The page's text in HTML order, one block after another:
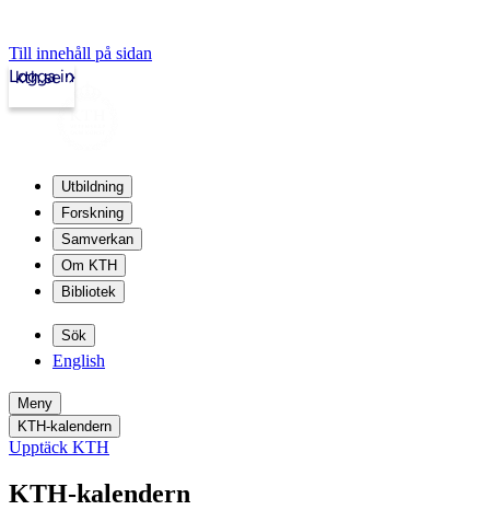
Till innehåll på sidan
kth.se
Logga in
Utbildning
Forskning
Samverkan
Om KTH
Bibliotek
Sök
English
Meny
KTH-kalendern
Upptäck KTH
KTH-kalendern